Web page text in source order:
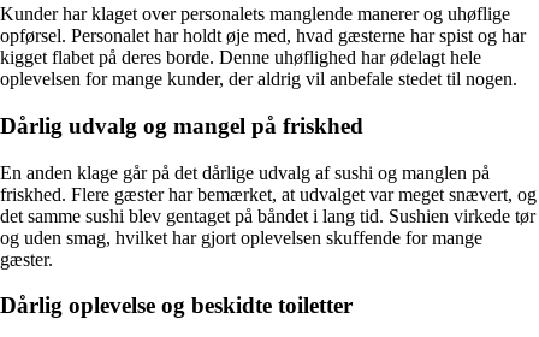
Kunder har klaget over personalets manglende manerer og uhøflige
opførsel. Personalet har holdt øje med, hvad gæsterne har spist og har
kigget flabet på deres borde. Denne uhøflighed har ødelagt hele
oplevelsen for mange kunder, der aldrig vil anbefale stedet til nogen.
Dårlig udvalg og mangel på friskhed
En anden klage går på det dårlige udvalg af sushi og manglen på
friskhed. Flere gæster har bemærket, at udvalget var meget snævert, og
det samme sushi blev gentaget på båndet i lang tid. Sushien virkede tør
og uden smag, hvilket har gjort oplevelsen skuffende for mange
gæster.
Dårlig oplevelse og beskidte toiletter